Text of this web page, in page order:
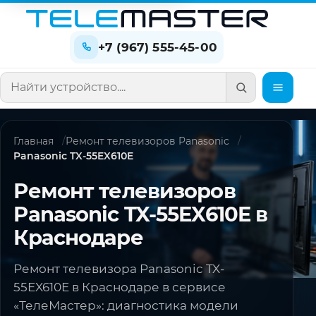
+7 (967) 555-45-00
Поиск по сайту
Главная
Ремонт телевизоров Panasonic
Panasonic TX-55EX610E
Ремонт телевизоров
Panasonic TX-55EX610E в
Краснодаре
Ремонт телевизора Panasonic TX-
55EX610E в Краснодаре в сервисе
«ТелеМастер»: диагностика модели